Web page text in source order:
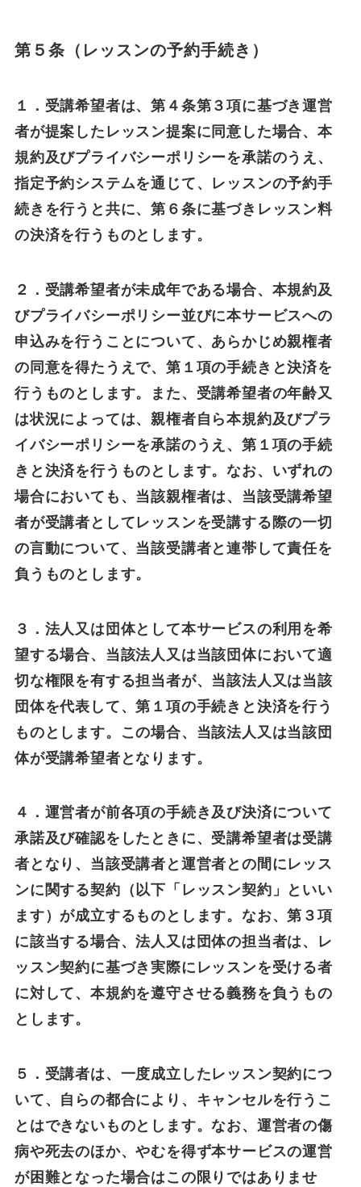
第５条（レッスンの予約手続き）
１．受講希望者は、第４条第３項に基づき運営
者が提案したレッスン提案に同意した場合、本
規約及びプライバシーポリシーを承諾のうえ、
指定予約システムを通じて、レッスンの予約手
続きを行うと共に、第６条に基づきレッスン料
の決済を行うものとします。
２．受講希望者が未成年である場合、本規約及
びプライバシーポリシー並びに本サービスへの
申込みを行うことについて、あらかじめ親権者
の同意を得たうえで、第１項の手続きと決済を
行うものとします。また、受講希望者の年齢又
は状況によっては、親権者自ら本規約及びプラ
イバシーポリシーを承諾のうえ、第１項の手続
きと決済を行うものとします。なお、いずれの
場合においても、当該親権者は、当該受講希望
者が受講者としてレッスンを受講する際の一切
の言動について、当該受講者と連帯して責任を
負うものとします。
３．法人又は団体として本サービスの利用を希
望する場合、当該法人又は当該団体において適
切な権限を有する担当者が、当該法人又は当該
団体を代表して、第１項の手続きと決済を行う
ものとします。この場合、当該法人又は当該団
体が受講希望者となります。
４．運営者が前各項の手続き及び決済について
承諾及び確認をしたときに、受講希望者は受講
者となり、当該受講者と運営者との間にレッス
ンに関する契約（以下「レッスン契約」といい
ます）が成立するものとします。なお、第３項
に該当する場合、法人又は団体の担当者は、レ
ッスン契約に基づき実際にレッスンを受ける者
に対して、本規約を遵守させる義務を負うもの
とします。
５．受講者は、一度成立したレッスン契約につ
いて、自らの都合により、キャンセルを行うこ
とはできないものとします。なお、運営者の傷
病や死去のほか、やむを得ず本サービスの運営
が困難となった場合はこの限りではありませ